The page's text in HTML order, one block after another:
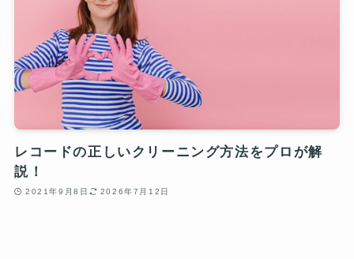
レコードの正しいクリーニング方法をプロが解
説！
2021年9月8日 2026年7月12日